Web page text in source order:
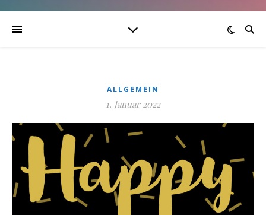
ALLGEMEIN
1. Januar 2022